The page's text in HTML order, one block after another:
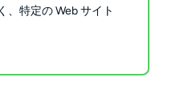
、特定の Web サイト